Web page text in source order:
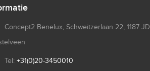
Concept2 Benelux, Schweitzerlaan 22, 1187 JD
Tel: +31(0)20-3450010